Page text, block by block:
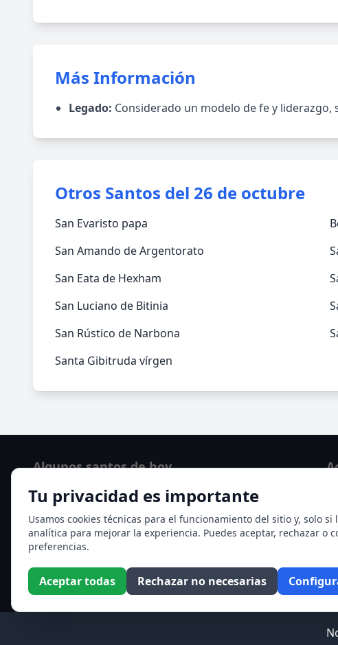
Más Información
Legado: Considerado un modelo de fe y
Otros Santos del 26 de octubre
San Evaristo papa
San Amando de Argentorato
San Eata de Hexham
San Luciano de Bitinia
San Rústico de Narbona
Santa Gibitruda vírgen
Tu privacidad es importante
Usamos cookies técnicas para el funcionamiento del sitio y, solo si
analítica para mejorar la experiencia. Puedes aceptar, rechazar o
preferencias.
Aceptar todas Rechazar no necesarias
Algunos santos de hoy
San Hormisda papa
Ver todos los santos de hoy